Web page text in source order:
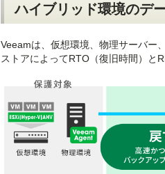
ハイブリッド環境のデ
Veeamは、仮想環境、物理サーバー
ストアによってRTO（復旧時間）と